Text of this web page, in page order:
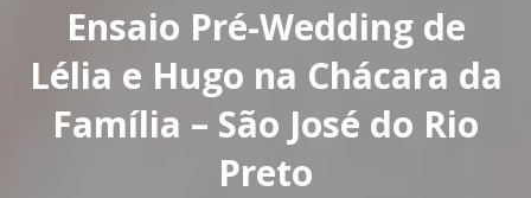
Ensaio Pré-Wedding de
Lélia e Hugo na Chácara da
Família – São José do Rio
Preto